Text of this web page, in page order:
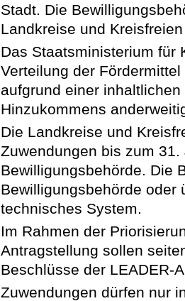
Stadt. Die
Landkreise und
Das Staatsministerium für
Verteilung der
aufgrund einer
Hinzukommens
Die Landkreise und
Zuwendungen bis zum
Bewilligungsbehörde. Die
Bewilligungsbehörde oder
technisches System.
Im Rahmen der
Antragstellung sollen
Beschlüsse der LEADER-
Zuwendungen dürfen nur